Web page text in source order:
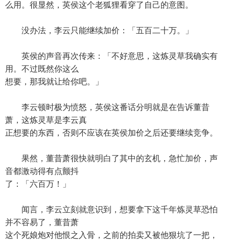
么用。很显然，英侯这个老狐狸看穿了自己的意图。
没办法，李云只能继续加价：「五百二十万。」
英侯的声音再次传来：「不好意思，这炼灵草我确实有
用。不过既然你这么
想要，那我就让给你吧。」
李云顿时极为愤怒，英侯这番话分明就是在告诉董昔
萧，这炼灵草是李云真
正想要的东西，否则不应该在英侯加价之后还要继续竞争。
果然，董昔萧很快就明白了其中的玄机，急忙加价，声
音都激动得有点颤抖
了：「六百万！」
闻言，李云立刻就意识到，想要拿下这千年炼灵草恐怕
并不容易了，董昔萧
这个死娘炮对他恨之入骨，之前的拍卖又被他狠坑了一把，